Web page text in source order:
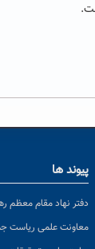
پیوند ها
دفتر نهاد مقام معظم
معاونت علمی ریاست